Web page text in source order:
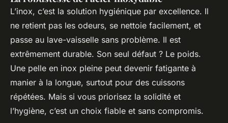
L’inox, c’est la solution hygiénique par excellence. Il
ne retient pas les odeurs, se nettoie facilement, et
passe au lave-vaisselle sans problème. Il est
extrêmement durable. Son seul défaut ? Le poids.
Une pelle en inox pleine peut devenir fatigante à
manier à la longue, surtout pour des cuissons
répétées. Mais si vous priorisez la solidité et
l’hygiène, c’est un choix fiable et sans compromis.